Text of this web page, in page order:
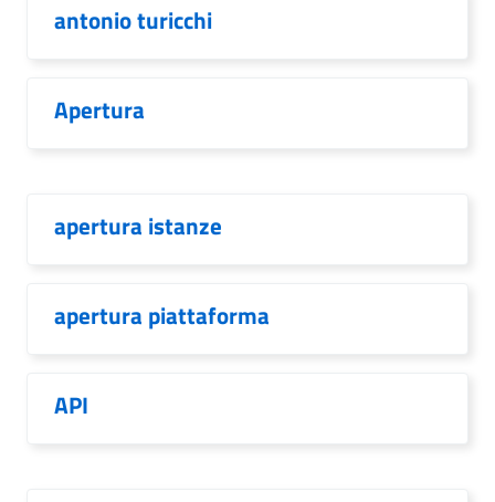
antonio turicchi
Apertura
apertura istanze
apertura piattaforma
API